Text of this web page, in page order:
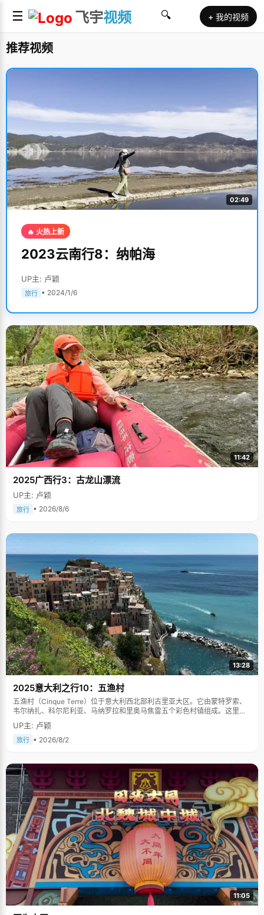
☰ 飞宇视频 🔍 + 我的视频
推荐视频
02:49
🔥 火热上新
2023云南行8：纳帕海
UP主: 卢颖
旅行 • 2024/1/6
11:42
2025广西行3：古龙山漂流
UP主: 卢颖
旅行 • 2026/8/6
13:28
2025意大利之行10：五渔村
五渔村（Cinque Terre）位于意大利西北部利古里亚大区。它由蒙特罗索、
韦尔纳扎、科尔尼利亚、马纳罗拉和里奥马焦雷五个彩色村镇组成。这里依
山傍海，房屋色彩斑斓，1997年被列为世界文化遗产。
UP主: 卢颖
旅行 • 2026/8/2
11:05